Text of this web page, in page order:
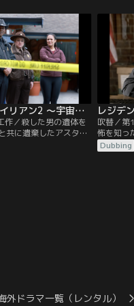
レジデント・エイリアン2 ～宇宙からの訪問者～ 第09話／吹替
作／殺した男の遺体を
共に遺棄したアスタ
吹替／第
怖を知っ
の向き合
Dubbing
外ドラマ一覧（レンタル）